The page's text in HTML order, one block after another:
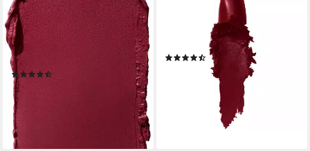
Lippenstift SUPER STAY INK
CRAYON, matter Lippenstift
in klassisch origineller
Stiftform
7,99 €
(5.326,67 €/ 1 kg)
lieferbar - in 5-6 Werktagen bei dir
Lippenstift Color Sensational,
kristallpure Pigmente für
satte Farbe mit Leuchtkraft
(356)
(2.043,18 €/ 1 kg)
lieferbar - in 2-3 Werktagen bei dir